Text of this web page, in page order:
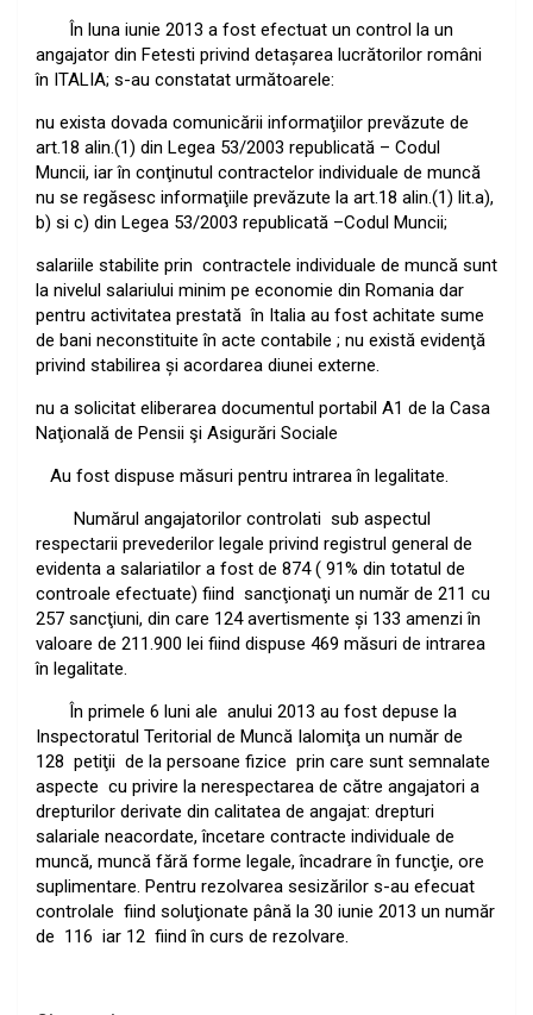
În luna iunie 2013 a fost efectuat un control la un
angajator din Fetesti privind detaşarea lucrătorilor români
în ITALIA; s-au constatat următoarele:
nu exista dovada comunicării informaţiilor prevăzute de
art.18 alin.(1) din Legea 53/2003 republicată – Codul
Muncii, iar în conţinutul contractelor individuale de muncă
nu se regăsesc informaţiile prevăzute la art.18 alin.(1) lit.a),
b) si c) din Legea 53/2003 republicată –Codul Muncii;
salariile stabilite prin contractele individuale de muncă sunt
la nivelul salariului minim pe economie din Romania dar
pentru activitatea prestată în Italia au fost achitate sume
de bani neconstituite în acte contabile ; nu există evidenţă
privind stabilirea şi acordarea diunei externe.
nu a solicitat eliberarea documentul portabil A1 de la Casa
Naţională de Pensii şi Asigurări Sociale
Au fost dispuse măsuri pentru intrarea în legalitate.
Numărul angajatorilor controlati sub aspectul
respectarii prevederilor legale privind registrul general de
evidenta a salariatilor a fost de 874 ( 91% din totatul de
controale efectuate) fiind sancţionaţi un număr de 211 cu
257 sancţiuni, din care 124 avertismente şi 133 amenzi în
valoare de 211.900 lei fiind dispuse 469 măsuri de intrarea
în legalitate.
În primele 6 luni ale anului 2013 au fost depuse la
Inspectoratul Teritorial de Muncă Ialomiţa un număr de
128 petiţii de la persoane fizice prin care sunt semnalate
aspecte cu privire la nerespectarea de către angajatori a
drepturilor derivate din calitatea de angajat: drepturi
salariale neacordate, încetare contracte individuale de
muncă, muncă fără forme legale, încadrare în funcţie, ore
suplimentare. Pentru rezolvarea sesizărilor s-au efecuat
controlale fiind soluţionate până la 30 iunie 2013 un număr
de 116 iar 12 fiind în curs de rezolvare.